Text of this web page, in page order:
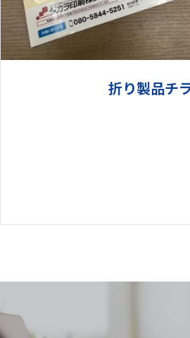
折り製品チ